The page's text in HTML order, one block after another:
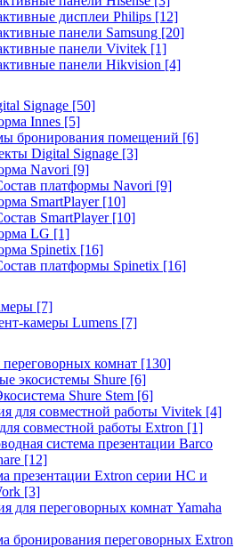
дисплеи Philips [12]
панели Samsung [20]
панели Vivitek [1]
панели Hikvision [4]
Signage [50]
Innes [5]
бронирования помещений [6]
Digital Signage [3]
Navori [9]
платформы Navori [9]
SmartPlayer [10]
SmartPlayer [10]
LG [1]
Spinetix [16]
платформы Spinetix [16]
[7]
камеры Lumens [7]
комнат [130]
экосистемы Shure [6]
Shure Stem [6]
для совместной работы Vivitek [4]
совместной работы Extron [1]
система презентации Barco
[12]
презентации Extron серии HC и
[3]
для переговорных комнат Yamaha
бронирования переговорных Extron